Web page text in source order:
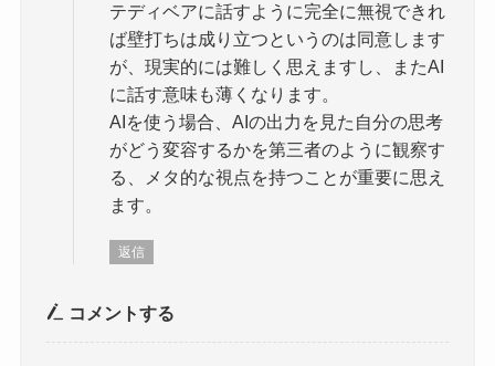
テディベアに話すように完全に無視できれ
ば壁打ちは成り立つというのは同意します
が、現実的には難しく思えますし、またAI
に話す意味も薄くなります。
AIを使う場合、AIの出力を見た自分の思考
がどう変容するかを第三者のように観察す
る、メタ的な視点を持つことが重要に思え
ます。
返信
コメントする